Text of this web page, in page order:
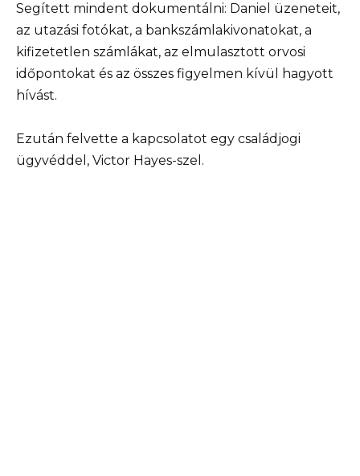
Segített mindent dokumentálni: Daniel üzeneteit,
az utazási fotókat, a bankszámlakivonatokat, a
kifizetetlen számlákat, az elmulasztott orvosi
időpontokat és az összes figyelmen kívül hagyott
hívást.
Ezután felvette a kapcsolatot egy családjogi
ügyvéddel, Victor Hayes-szel.